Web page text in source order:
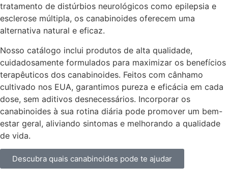
tratamento de distúrbios neurológicos como epilepsia e
esclerose múltipla, os canabinoides oferecem uma
alternativa natural e eficaz.
Nosso catálogo inclui produtos de alta qualidade,
cuidadosamente formulados para maximizar os benefícios
terapêuticos dos canabinoides. Feitos com cânhamo
cultivado nos EUA, garantimos pureza e eficácia em cada
dose, sem aditivos desnecessários. Incorporar os
canabinoides à sua rotina diária pode promover um bem-
estar geral, aliviando sintomas e melhorando a qualidade
de vida.
Descubra quais canabinoides pode te ajudar